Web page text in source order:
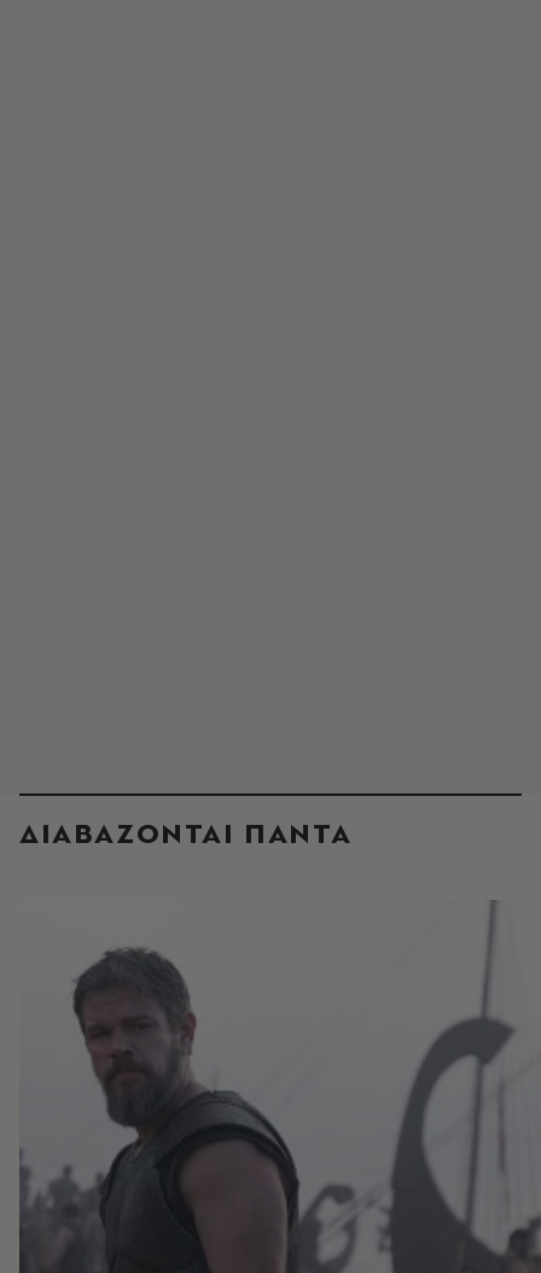
ΔΙΑΒΑΖΟΝΤΑΙ ΠΑΝΤΑ